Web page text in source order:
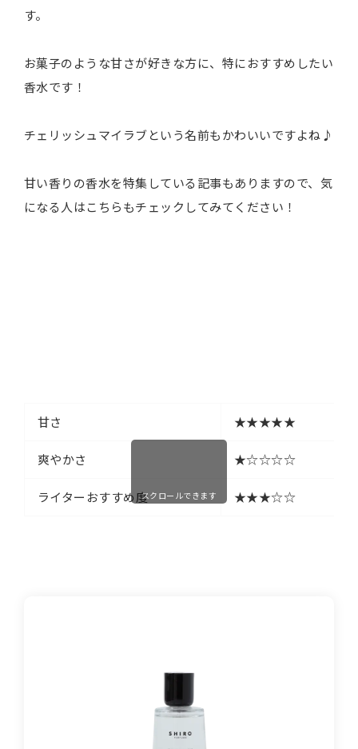
す。
お菓子のような甘さが好きな方に、特におすすめしたい
香水です！
チェリッシュマイラブという名前もかわいいですよね♪
甘い香りの香水を特集している記事もありますので、気
になる人はこちらもチェックしてみてください！
甘さ ★★★★★
爽やかさ ★☆☆☆☆
ライターおすすめ度 ★★★☆☆
スクロールできます